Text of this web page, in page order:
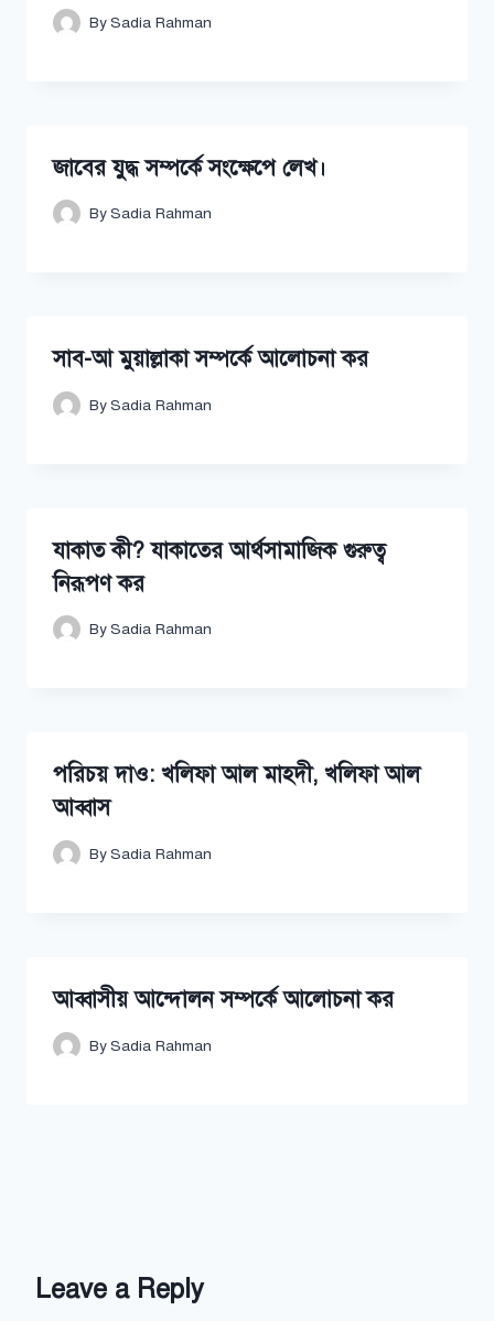
BySadia Rahman
জাবের যুদ্ধ সম্পর্কে সংক্ষেপে লেখ।
BySadia Rahman
সাব-আ মুয়াল্লাকা সম্পর্কে আলোচনা কর
BySadia Rahman
যাকাত কী? যাকাতের আর্থসামাজিক গুরুত্ব
নিরূপণ কর
BySadia Rahman
পরিচয় দাও: খলিফা আল মাহদী, খলিফা আল
আব্বাস
BySadia Rahman
আব্বাসীয় আন্দোলন সম্পর্কে আলোচনা কর
BySadia Rahman
Leave a Reply